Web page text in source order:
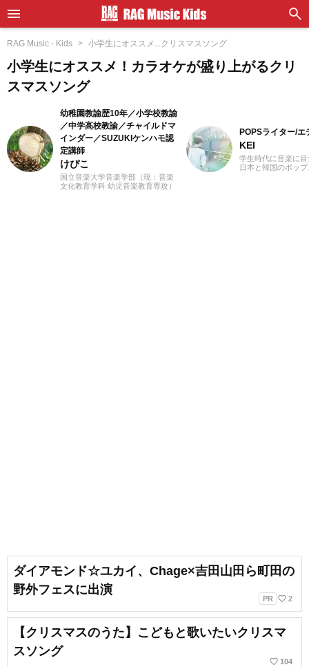
RAG Music - Kids 小学生にオススメ...クリスマスソング
小学生にオススメ！カラオケが盛り上がるクリ
スマスソング
幼稚園教諭歴10年／小学校教諭
／中学高校教諭／チャイルドマ
インダー／SUZUKIケンハモ認
定講師
けぴこ
国立音楽大学音楽学部（現：音楽
文化教育学科 幼児音楽教育専攻）
POPSライター/エ
KEI
学生時代に音楽に
日本と韓国のポッ
ダイアモンド☆ユカイ、Chage×吉田山田ら町田の
野外フェスに出演
PR favorite_border 2
【クリスマスのうた】こどもと歌いたいクリスマ
スソング
favorite_border 104